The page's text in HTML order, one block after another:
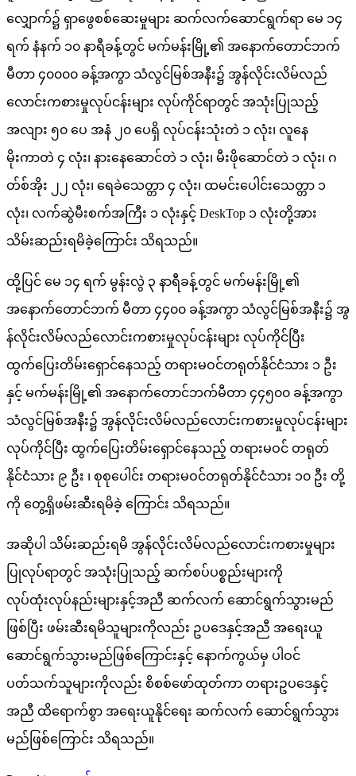
လျှောက်၌ ရှာဖွေစစ်ဆေးမှုများ ဆက်လက်ဆောင်ရွက်ရာ မေ ၁၄
ရက် နံနက် ၁၀ နာရီခန့်တွင် မက်မန်းမြို့၏ အနောက်တောင်ဘက်
မီတာ ၄၀၀၀၀ ခန့်အကွာ သံလွင်မြစ်အနီး၌ အွန်လိုင်းလိမ်လည်
လောင်းကစားမှုလုပ်ငန်းများ လုပ်ကိုင်ရာတွင် အသုံးပြုသည့်
အလျား ၅၀ ပေ အနံ ၂၀ ပေရှိ လုပ်ငန်းသုံးတဲ ၁ လုံး၊ လူနေ
မိုးကာတဲ ၄ လုံး၊ နားနေဆောင်တဲ ၁ လုံး၊ မီးဖိုဆောင်တဲ ၁ လုံး၊ ဂ
တ်စ်အိုး ၂၂ လုံး၊ ရေခဲသေတ္တာ ၄ လုံး၊ ထမင်းပေါင်းသေတ္တာ ၁
လုံး၊ လက်ဆွဲမီးစက်အကြီး ၁ လုံးနှင့် DeskTop ၁ လုံးတို့အား
သိမ်းဆည်းရမိခဲ့ကြောင်း သိရသည်။
ထို့ပြင် မေ ၁၄ ရက် မွန်းလွဲ ၃ နာရီခန့်တွင် မက်မန်းမြို့၏
အနောက်တောင်ဘက် မီတာ ၄၄၀၀ ခန့်အကွာ သံလွင်မြစ်အနီး၌ အွ
န်လိုင်းလိမ်လည်လောင်းကစားမှုလုပ်ငန်းများ လုပ်ကိုင်ပြီး
ထွက်ပြေးတိမ်းရှောင်နေသည့် တရားမဝင်တရုတ်နိုင်ငံသား ၁ ဦး
နှင့် မက်မန်းမြို့၏ အနောက်တောင်ဘက်မီတာ ၄၄၅၀၀ ခန့်အကွာ
သံလွင်မြစ်အနီး၌ အွန်လိုင်းလိမ်လည်လောင်းကစားမှုလုပ်ငန်းများ
လုပ်ကိုင်ပြီး ထွက်ပြေးတိမ်းရှောင်နေသည့် တရားမဝင် တရုတ်
နိုင်ငံသား ၉ ဦး ၊ စုစုပေါင်း တရားမဝင်တရုတ်နိုင်ငံသား ၁၀ ဦး တို့
ကို တွေ့ရှိဖမ်းဆီးရမိခဲ့ ကြောင်း သိရသည်။
အဆိုပါ သိမ်းဆည်းရမိ အွန်လိုင်းလိမ်လည်လောင်းကစားမှုများ
ပြုလုပ်ရာတွင် အသုံးပြုသည့် ဆက်စပ်ပစ္စည်းများကို
လုပ်ထုံးလုပ်နည်းများနှင့်အညီ ဆက်လက် ဆောင်ရွက်သွားမည်
ဖြစ်ပြီး ဖမ်းဆီးရမိသူများကိုလည်း ဥပဒေနှင့်အညီ အရေးယူ
ဆောင်ရွက်သွားမည်ဖြစ်ကြောင်းနှင့် နောက်ကွယ်မှ ပါဝင်
ပတ်သက်သူများကိုလည်း စိစစ်ဖော်ထုတ်ကာ တရားဥပဒေနှင့်
အညီ ထိရောက်စွာ အရေးယူနိုင်ရေး ဆက်လက် ဆောင်ရွက်သွား
မည်ဖြစ်ကြောင်း သိရသည်။